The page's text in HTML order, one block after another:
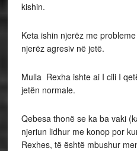
kishin.
Keta ishin njerëz me
njerëz agresiv në jetë.
Mulla Rexha ishte ai I cili I
jetën normale.
Qebesa thonë se ka ba vaki
njeriun lidhur me konop por
Rexhes, të është mbushur